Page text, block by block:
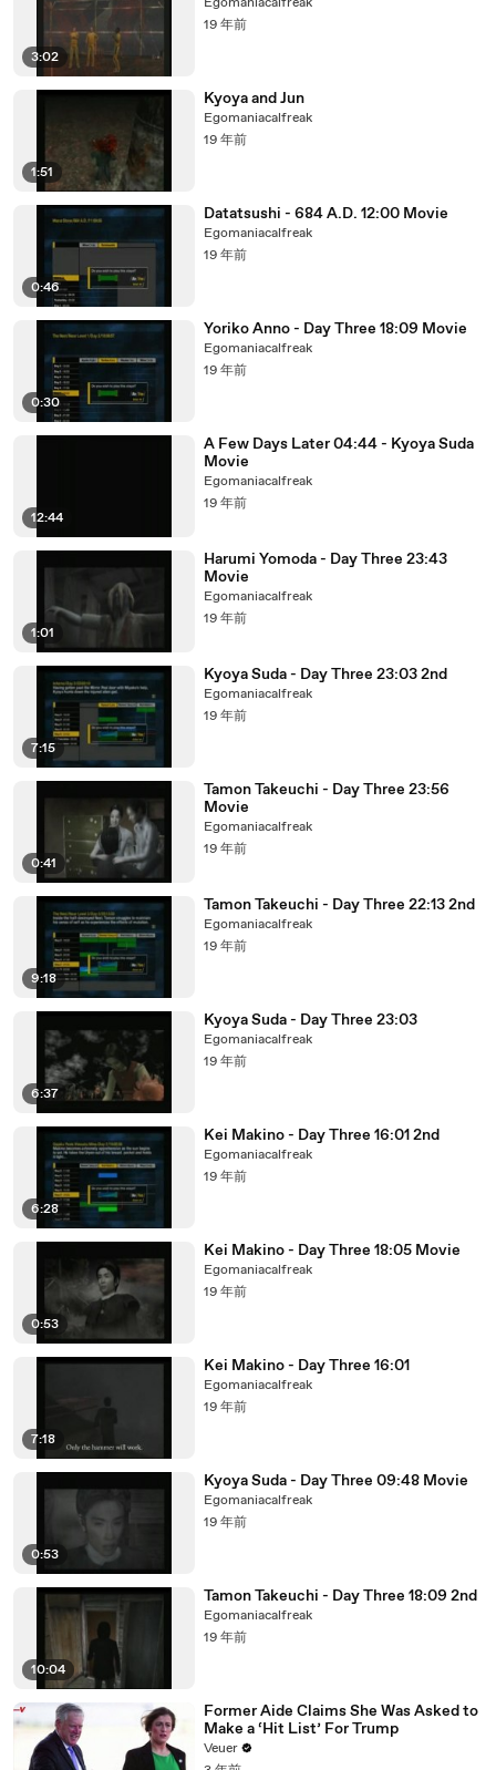
3:02
19 年前
1:51
Kyoya and Jun
Egomaniacalfreak
19 年前
0:46
Datatsushi - 684 A.D. 12:00 Movie
Egomaniacalfreak
19 年前
0:30
Yoriko Anno - Day Three 18:09 Movie
Egomaniacalfreak
19 年前
12:44
A Few Days Later 04:44 - Kyoya Suda
Movie
Egomaniacalfreak
19 年前
1:01
Harumi Yomoda - Day Three 23:43
Movie
Egomaniacalfreak
19 年前
7:15
Kyoya Suda - Day Three 23:03 2nd
Egomaniacalfreak
19 年前
0:41
Tamon Takeuchi - Day Three 23:56
Movie
Egomaniacalfreak
19 年前
9:18
Tamon Takeuchi - Day Three 22:13 2nd
Egomaniacalfreak
19 年前
6:37
Kyoya Suda - Day Three 23:03
Egomaniacalfreak
19 年前
6:28
Kei Makino - Day Three 16:01 2nd
Egomaniacalfreak
19 年前
0:53
Kei Makino - Day Three 18:05 Movie
Egomaniacalfreak
19 年前
7:18
Kei Makino - Day Three 16:01
Egomaniacalfreak
19 年前
0:53
Kyoya Suda - Day Three 09:48 Movie
Egomaniacalfreak
19 年前
10:04
Tamon Takeuchi - Day Three 18:09 2nd
Egomaniacalfreak
19 年前
Former Aide Claims She Was Asked to
Make a ‘Hit List’ For Trump
Veuer